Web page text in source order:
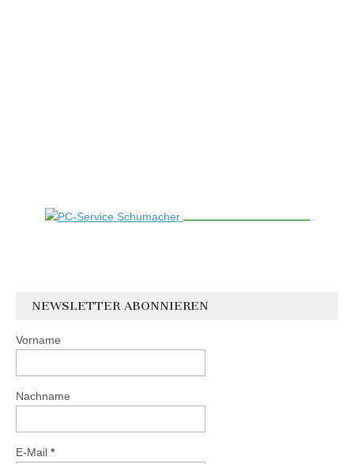
NEWSLETTER ABONNIEREN
Vorname
Nachname
E-Mail *